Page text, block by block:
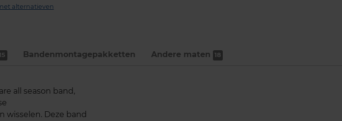
alternatieven
Bandenmontage­pakketten Andere maten 18
all season band,
Deze band